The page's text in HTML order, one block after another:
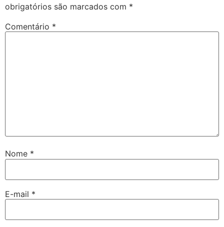
obrigatórios são marcados com *
Comentário *
Nome *
E-mail *